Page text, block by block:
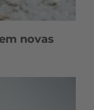
novas